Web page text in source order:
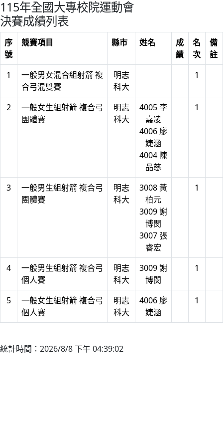
115年全國大專校院運動會
決賽成績列表
序
號
競賽項目 縣市 姓名
成
績
名
次
備
註
1
一般男女混合組射箭 複
合弓混雙賽
明志
科大
1
2
一般女生組射箭 複合弓
團體賽
明志
科大
4005 李
嘉凌
4006 廖
婕涵
4004 陳
品慈
1
3
一般男生組射箭 複合弓
團體賽
明志
科大
3008 黃
柏元
3009 謝
博閔
3007 張
睿宏
1
4
一般男生組射箭 複合弓
個人賽
明志
科大
3009 謝
博閔
1
5
一般女生組射箭 複合弓
個人賽
明志
科大
4006 廖
婕涵
1
統計時間：2026/8/8 下午 04:39:02